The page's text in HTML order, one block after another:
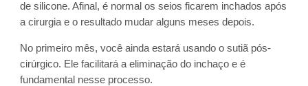
de silicone. Afinal, é normal os seios ficarem inchados após
a cirurgia e o resultado mudar alguns meses depois.
No primeiro mês, você ainda estará usando o sutiã pós-
cirúrgico. Ele facilitará a eliminação do inchaço e é
fundamental nesse processo.